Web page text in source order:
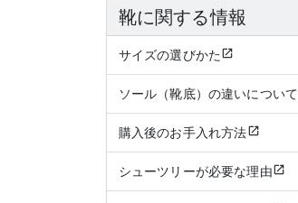
靴に関する情報
サイズの選びかた
ソール（靴底）の違いについて
購入後のお手入れ方法
シューツリーが必要な理由